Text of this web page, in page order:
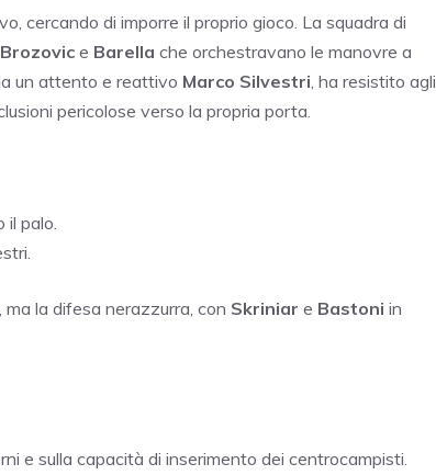
cercando di imporre il proprio gioco. La squadra di
Brozovic e Barella che orchestravano le manovre a
un attento e reattivo Marco Silvestri , ha resistito agli
pericolose verso la propria porta.
palo.
la difesa nerazzurra, con Skriniar e Bastoni in
e sulla capacità di inserimento dei centrocampisti.